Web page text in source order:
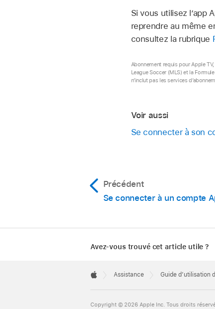
Si vous utilisez l’app
reprendre au même
consultez la rubrique
Abonnement requis pour Apple
League Soccer (MLS) et la
n’inclut pas les services
Voir aussi
Se connecter à son
Précédent
Se connecter à un compte
Avez-vous trouvé cet article utile ?
Footer

Assistance Guide d’utilisation
Copyright © 2026 Apple Inc. Tous droits